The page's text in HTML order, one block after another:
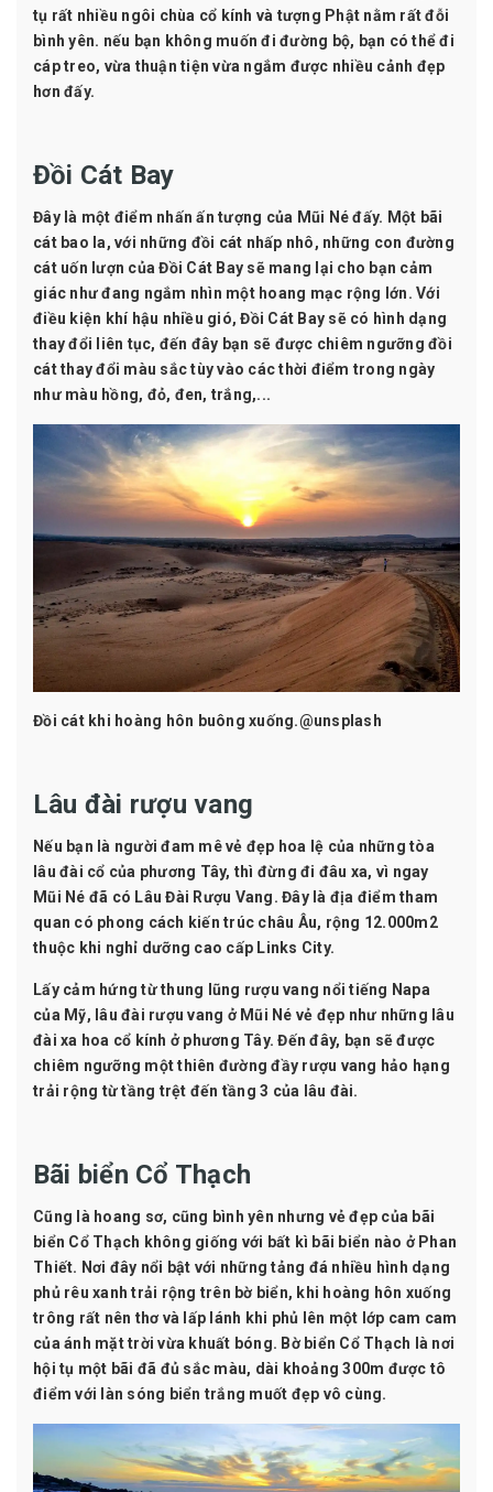
tụ rất nhiều ngôi chùa cổ kính và tượng Phật nằm rất đỗi
bình yên. nếu bạn không muốn đi đường bộ, bạn có thể đi
cáp treo, vừa thuận tiện vừa ngắm được nhiều cảnh đẹp
hơn đấy.
Đồi Cát Bay
Đây là một điểm nhấn ấn tượng của Mũi Né đấy. Một bãi
cát bao la, với những đồi cát nhấp nhô, những con đường
cát uốn lượn của Đồi Cát Bay sẽ mang lại cho bạn cảm
giác như đang ngắm nhìn một hoang mạc rộng lớn. Với
điều kiện khí hậu nhiều gió, Đồi Cát Bay sẽ có hình dạng
thay đổi liên tục, đến đây bạn sẽ được chiêm ngưỡng đồi
cát thay đổi màu sắc tùy vào các thời điểm trong ngày
như màu hồng, đỏ, đen, trắng,...
Đồi cát khi hoàng hôn buông xuống.@unsplash
Lâu đài rượu vang
Nếu bạn là người đam mê vẻ đẹp hoa lệ của những tòa
lâu đài cổ của phương Tây, thì đừng đi đâu xa, vì ngay
Mũi Né đã có Lâu Đài Rượu Vang. Đây là địa điểm tham
quan có phong cách kiến trúc châu Âu, rộng 12.000m2
thuộc khi nghỉ dưỡng cao cấp Links City.
Lấy cảm hứng từ thung lũng rượu vang nổi tiếng Napa
của Mỹ, lâu đài rượu vang ở Mũi Né vẻ đẹp như những lâu
đài xa hoa cổ kính ở phương Tây. Đến đây, bạn sẽ được
chiêm ngưỡng một thiên đường đầy rượu vang hảo hạng
trải rộng từ tầng trệt đến tầng 3 của lâu đài.
Bãi biển Cổ Thạch
Cũng là hoang sơ, cũng bình yên nhưng vẻ đẹp của bãi
biển Cổ Thạch không giống với bất kì bãi biển nào ở Phan
Thiết. Nơi đây nổi bật với những tảng đá nhiều hình dạng
phủ rêu xanh trải rộng trên bờ biển, khi hoàng hôn xuống
trông rất nên thơ và lấp lánh khi phủ lên một lớp cam cam
của ánh mặt trời vừa khuất bóng. Bờ biển Cổ Thạch là nơi
hội tụ một bãi đã đủ sắc màu, dài khoảng 300m được tô
điểm với làn sóng biển trắng muốt đẹp vô cùng.